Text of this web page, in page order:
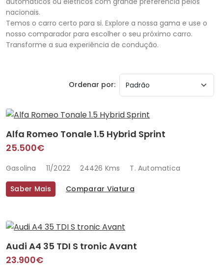
nacionais.
Temos o carro certo para si. Explore a nossa gama e use o
nosso comparador para escolher o seu próximo carro.
Transforme a sua experiência de condução.
Ordenar por:
Alfa Romeo Tonale 1.5 Hybrid Sprint
25.500€
Gasolina 11/2022 24426 Kms T. Automatica
Saber Mais Comparar Viatura
Audi A4 35 TDI S tronic Avant
23.900€